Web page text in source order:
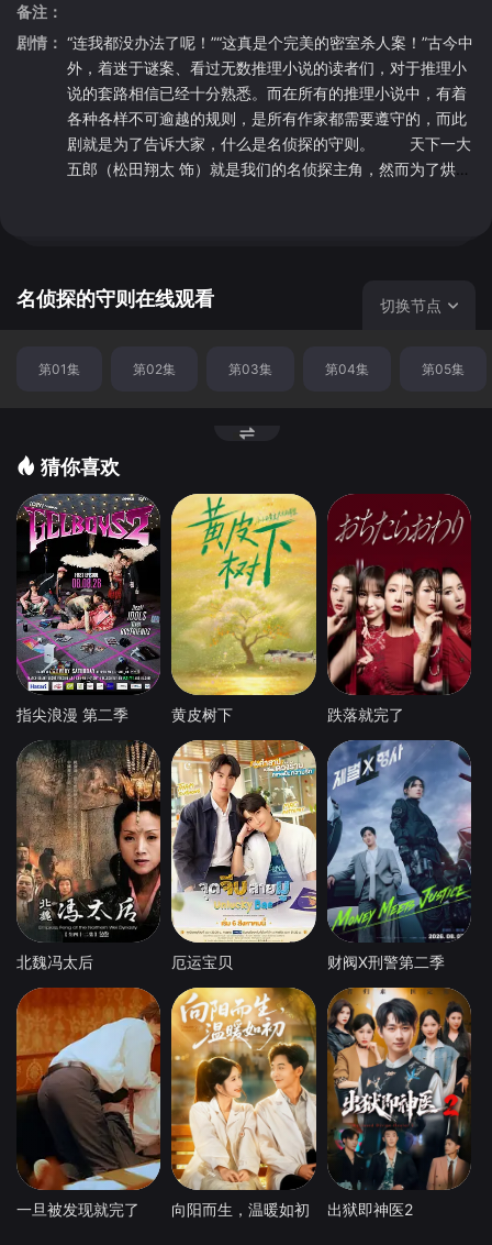
备注：
剧情： “连我都没办法了呢！”“这真是个完美的密室杀人案！”古今中
外，着迷于谜案、看过无数推理小说的读者们，对于推理小
说的套路相信已经十分熟悉。而在所有的推理小说中，有着
各种各样不可逾越的规则，是所有作家都需要遵守的，而此
剧就是为了告诉大家，什么是名侦探的守则。 天下一大
五郎（松田翔太 饰）就是我们的名侦探主角，然而为了烘托
伐，前往完美的密室凶案现场吧！
名侦探的守则在线观看 切换节点
第01集 第02集 第03集 第04集 第05集
猜你喜欢
指尖浪漫 第二季 黄皮树下 跌落就完了
北魏冯太后 厄运宝贝 财阀X刑警第二季
一旦被发现就完了 向阳而生，温暖如初 出狱即神医2